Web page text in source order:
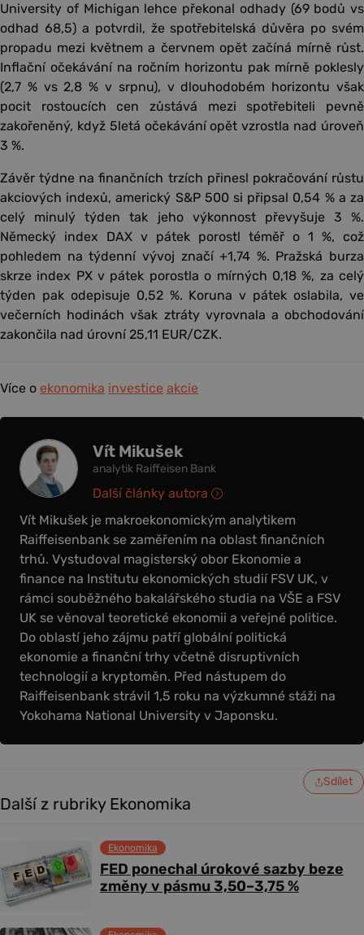
University of Michigan lehce překonal odhady (69 bodů vs
odhad 68,5) a potvrdil, že spotřebitelská důvěra po svém
propadu mezi květnem a červnem opět začíná mírně růst.
Inflační očekávání na ročním horizontu pak mírně poklesly
(2,7 % vs 2,8 % v srpnu), v dlouhodobém horizontu však
pocit rostoucích cen zůstává mezi spotřebiteli pevně
zakořeněný, když 5letá očekávání opět vzrostla nad úroveň
3 %.
Závěr týdne na finančních trzích přinesl pokračování růstu
akciových indexů, americký S&P 500 si připsal 0,54 % a za
celý minulý týden tak jeho výkonnost převyšuje 3 %.
Německý index DAX v pátek porostl téměř o 1 %, což
pohledem na týdenní vývoj značí +1,74 %. Pražská burza
skrze index PX v pátek porostla o mírných 0,18 %, za celý
týden pak odepisuje 0,52 %. Koruna v pátek oslabila, ve
večerních hodinách však ztráty vyrovnala a obchodování
zakončila nad úrovní 25,11 EUR/CZK.
Více o ekonomika investice akcie
Vít Mikušek
analytik Raiffeisen Bank
Vít Mikušek je makroekonomickým analytikem
Raiffeisenbank se zaměřením na oblast finančních
trhů. Vystudoval magisterský obor Ekonomie a
finance na Institutu ekonomických studií FSV UK, v
rámci souběžného bakalářského studia na VŠE a FSV
UK se věnoval teoretické ekonomii a veřejné politice.
Do oblastí jeho zájmu patří globální politická
ekonomie a finanční trhy včetně disruptivních
technologií a kryptoměn. Před nástupem do
Raiffeisenbank strávil 1,5 roku na výzkumné stáži na
Yokohama National University v Japonsku.
Další články autora
Sdílet
Další z rubriky Ekonomika
FED ponechal úrokové sazby beze
změny v pásmu 3,50–3,75 %
Ekonomika